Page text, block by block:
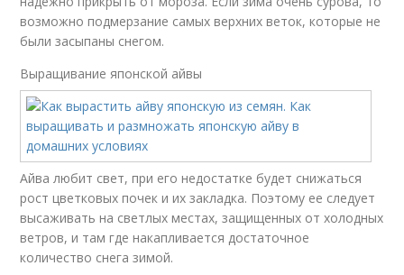
возможно подмерзание самых верхних веток, которые не
были засыпаны снегом.
Выращивание японской айвы
Айва любит свет, при его недостатке будет снижаться
рост цветковых почек и их закладка. Поэтому ее следует
высаживать на светлых местах, защищенных от холодных
ветров, и там где накапливается достаточное
количество снега зимой.